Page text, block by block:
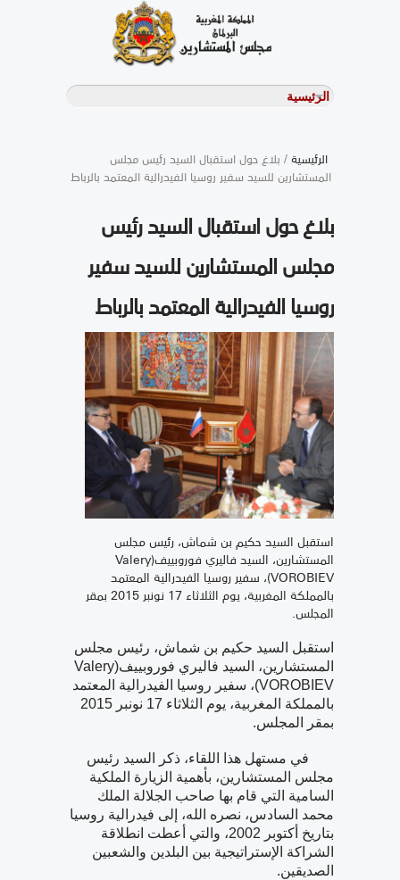
الرئيسية/ بلاغ حول استقبال السيد رئيس مجلس
المستشارين للسيد سفير روسيا الفيدرالية المعتمد بالرباط
بلاغ حول استقبال السيد رئيس
مجلس المستشارين للسيد سفير
روسيا الفيدرالية المعتمد بالرباط
استقبل السيد حكيم بن شماش، رئيس مجلس
المستشارين، السيد فاليري فوروبييف(Valery
VOROBIEV)، سفير روسيا الفيدرالية المعتمد
بالمملكة المغربية، يوم الثلاثاء 17 نونبر 2015 بمقر
المجلس.
استقبل السيد حكيم بن شماش، رئيس مجلس
المستشارين، السيد فاليري فوروبييف(Valery
VOROBIEV)، سفير روسيا الفيدرالية المعتمد
بالمملكة المغربية، يوم الثلاثاء 17 نونبر 2015
بمقر المجلس.
في مستهل هذا اللقاء، ذكر السيد رئيس
مجلس المستشارين، بأهمية الزيارة الملكية
السامية التي قام بها صاحب الجلالة الملك
محمد السادس، نصره الله، إلى فيدرالية روسيا
بتاريخ أكتوبر 2002، والتي أعطت انطلاقة
الشراكة الإستراتيجية بين البلدين والشعبين
الصديقين.